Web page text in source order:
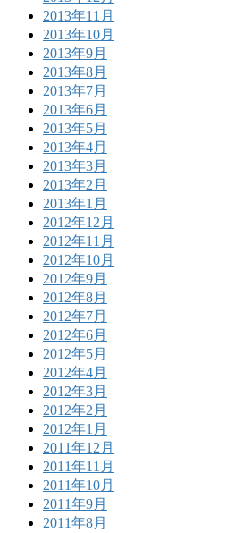
2013年11月
2013年10月
2013年9月
2013年8月
2013年7月
2013年6月
2013年5月
2013年4月
2013年3月
2013年2月
2013年1月
2012年12月
2012年11月
2012年10月
2012年9月
2012年8月
2012年7月
2012年6月
2012年5月
2012年4月
2012年3月
2012年2月
2012年1月
2011年12月
2011年11月
2011年10月
2011年9月
2011年8月